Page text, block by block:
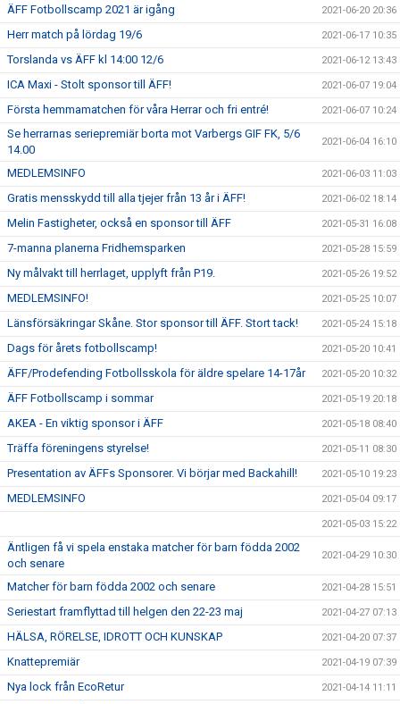
ÄFF Fotbollscamp 2021 är igång 2021-06-20 20:36
Herr match på lördag 19/6 2021-06-17 10:35
Torslanda vs ÄFF kl 14:00 12/6 2021-06-12 13:43
ICA Maxi - Stolt sponsor till ÄFF! 2021-06-07 19:04
Första hemmamatchen för våra Herrar och fri entré! 2021-06-07 10:24
Se herrarnas seriepremiär borta mot Varbergs GIF FK, 5/6
14.00
2021-06-04 16:10
MEDLEMSINFO 2021-06-03 11:03
Gratis mensskydd till alla tjejer från 13 år i ÄFF! 2021-06-02 18:14
Melin Fastigheter, också en sponsor till ÄFF 2021-05-31 16:08
7-manna planerna Fridhemsparken 2021-05-28 15:59
Ny målvakt till herrlaget, upplyft från P19. 2021-05-26 19:52
MEDLEMSINFO! 2021-05-25 10:07
Länsförsäkringar Skåne. Stor sponsor till ÄFF. Stort tack! 2021-05-24 15:18
Dags för årets fotbollscamp! 2021-05-20 10:41
ÄFF/Prodefending Fotbollsskola för äldre spelare 14-17år 2021-05-20 10:32
ÄFF Fotbollscamp i sommar 2021-05-19 20:18
AKEA - En viktig sponsor i ÄFF 2021-05-18 08:40
Träffa föreningens styrelse! 2021-05-11 08:30
Presentation av ÄFFs Sponsorer. Vi börjar med Backahill! 2021-05-10 19:23
MEDLEMSINFO 2021-05-04 09:17
2021-05-03 15:22
Äntligen få vi spela enstaka matcher för barn födda 2002
och senare
2021-04-29 10:30
Matcher för barn födda 2002 och senare 2021-04-28 15:51
Seriestart framflyttad till helgen den 22-23 maj 2021-04-27 07:13
HÄLSA, RÖRELSE, IDROTT OCH KUNSKAP 2021-04-20 07:37
Knattepremiär 2021-04-19 07:39
Nya lock från EcoRetur 2021-04-14 11:11